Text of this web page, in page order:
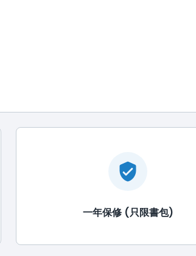
一年保修 (只限書包)